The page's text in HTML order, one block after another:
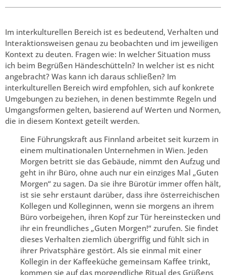
Im interkulturellen Bereich ist es bedeutend, Verhalten und
Interaktionsweisen genau zu beobachten und im jeweiligen
Kontext zu deuten. Fragen wie: In welcher Situation muss
ich beim Begrüßen Händeschütteln? In welcher ist es nicht
angebracht? Was kann ich daraus schließen? Im
interkulturellen Bereich wird empfohlen, sich auf konkrete
Umgebungen zu beziehen, in denen bestimmte Regeln und
Umgangsformen gelten, basierend auf Werten und Normen,
die in diesem Kontext geteilt werden.
Eine Führungskraft aus Finnland arbeitet seit kurzem in
einem multinationalen Unternehmen in Wien. Jeden
Morgen betritt sie das Gebäude, nimmt den Aufzug und
geht in ihr Büro, ohne auch nur ein einziges Mal „Guten
Morgen“ zu sagen. Da sie ihre Bürotür immer offen hält,
ist sie sehr erstaunt darüber, dass ihre österreichischen
Kollegen und Kolleginnen, wenn sie morgens an ihrem
Büro vorbeigehen, ihren Kopf zur Tür hereinstecken und
ihr ein freundliches „Guten Morgen!“ zurufen. Sie findet
dieses Verhalten ziemlich übergriffig und fühlt sich in
ihrer Privatsphäre gestört. Als sie einmal mit einer
Kollegin in der Kaffeeküche gemeinsam Kaffee trinkt,
kommen sie auf das morgendliche Ritual des Grüßens